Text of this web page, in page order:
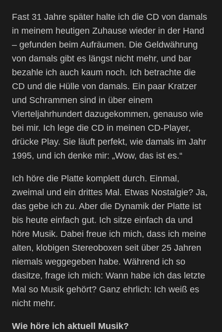
Fast 31 Jahre später halte ich die CD von damals
in meinem heutigen Zuhause wieder in der Hand
– gefunden beim Aufräumen. Die Geldwährung
von damals gibt es längst nicht mehr, und bar
bezahle ich auch kaum noch. Ich betrachte die
CD und die Hülle von damals. Ein paar Kratzer
und Schrammen sind in über einem
Vierteljahrhundert dazugekommen, genauso wie
bei mir. Ich lege die CD in meinen CD-Player,
drücke Play. Sie läuft perfekt, wie damals im Jahr
1995, und ich denke mir: „Wow, das ist es.“
Ich höre die Platte komplett durch. Einmal,
zweimal und ein drittes Mal. Etwas Nostalgie? Ja,
das gebe ich zu. Aber die Dynamik der Platte ist
bis heute einfach gut. Ich sitze einfach da und
höre Musik. Dabei freue ich mich, dass ich meine
alten, klobigen Stereoboxen seit über 25 Jahren
niemals weggegeben habe. Während ich so
dasitze, frage ich mich: Wann habe ich das letzte
Mal so Musik gehört? Ganz ehrlich: Ich weiß es
nicht mehr.
Wie höre ich aktuell Musik?